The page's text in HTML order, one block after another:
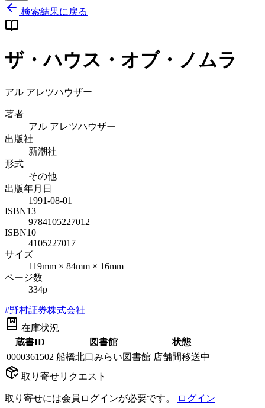
検索結果に戻る
ザ・ハウス・オブ・ノムラ
アル アレツハウザー
著者
アル アレツハウザー
出版社
新潮社
形式
その他
出版年月日
1991-08-01
ISBN13
9784105227012
ISBN10
4105227017
サイズ
119mm × 84mm × 16mm
ページ数
334p
#野村証券株式会社
在庫状況
蔵書ID
図書館
状態
0000361502 船橋北口みらい図書館 店舗間移送中
取り寄せリクエスト
取り寄せには会員ログインが必要です。 ログイン